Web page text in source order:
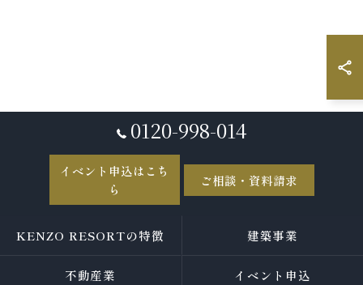
0120-998-014
イベント申込はこち
ら
ご相談・資料請求
KENZO RESORTの特徴 建築事業
不動産業 イベント申込